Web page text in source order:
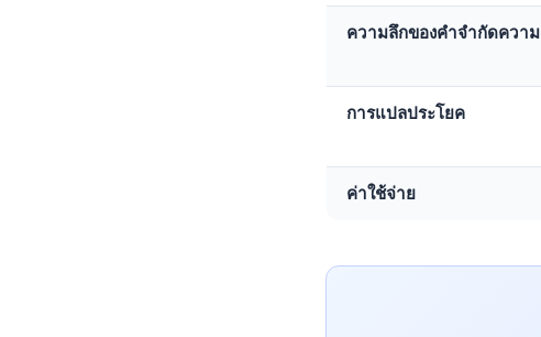
ความลึกของคำจำกัดความ
การแปลประโยค
ค่าใช้จ่าย